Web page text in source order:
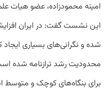
امینه محمودزاده، عضو هیات
این نشست گفت: در ایران
شده و نگرانی‌های بسیاری
محدودیت رشد ترازنامه شده
برای بنگاه‌های کوچک و متوسط